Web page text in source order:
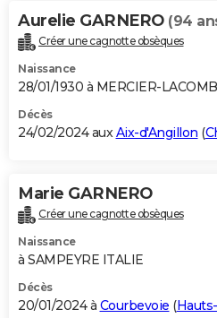
Aurelie GARNERO (94
Créer une cagnotte obsèques
Naissance
28/01/1930 à MERCIER-
Décès
24/02/2024 auxAix-d'Angillon (
Marie GARNERO
Créer une cagnotte obsèques
Naissance
à SAMPEYRE ITALIE
Décès
20/01/2024 à Courbevoie (